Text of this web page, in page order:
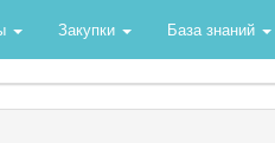
Закупки База знаний